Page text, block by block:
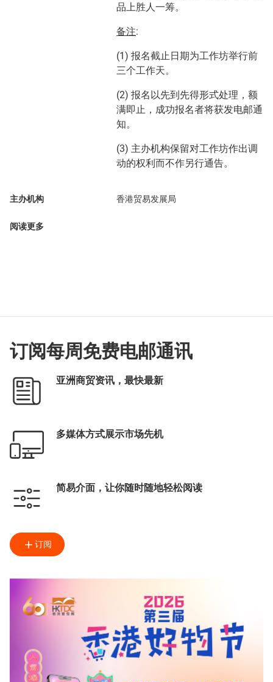
品上胜人一筹。
备注:
(1) 报名截止日期为工作坊举行前
三个工作天。
(2) 报名以先到先得形式处理，额
满即止，成功报名者将获发电邮通
知。
(3) 主办机构保留对工作坊作出调
动的权利而不作另行通告。
主办机构 香港贸易发展局
阅读更多
订阅每周免费电邮通讯
亚洲商贸资讯，最快最新
多媒体方式展示市场先机
简易介面，让你随时随地轻松阅读
订阅